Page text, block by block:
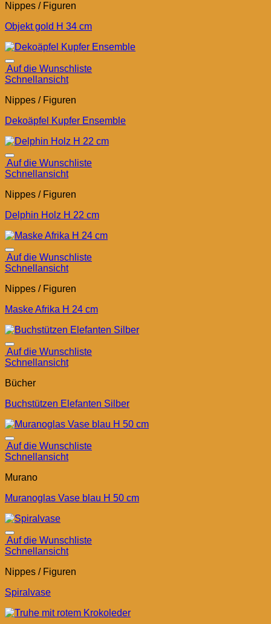
Nippes / Figuren
Objekt gold H 34 cm
Auf die Wunschliste
Schnellansicht
Nippes / Figuren
Dekoäpfel Kupfer Ensemble
Auf die Wunschliste
Schnellansicht
Nippes / Figuren
Delphin Holz H 22 cm
Auf die Wunschliste
Schnellansicht
Nippes / Figuren
Maske Afrika H 24 cm
Auf die Wunschliste
Schnellansicht
Bücher
Buchstützen Elefanten Silber
Auf die Wunschliste
Schnellansicht
Murano
Muranoglas Vase blau H 50 cm
Auf die Wunschliste
Schnellansicht
Nippes / Figuren
Spiralvase